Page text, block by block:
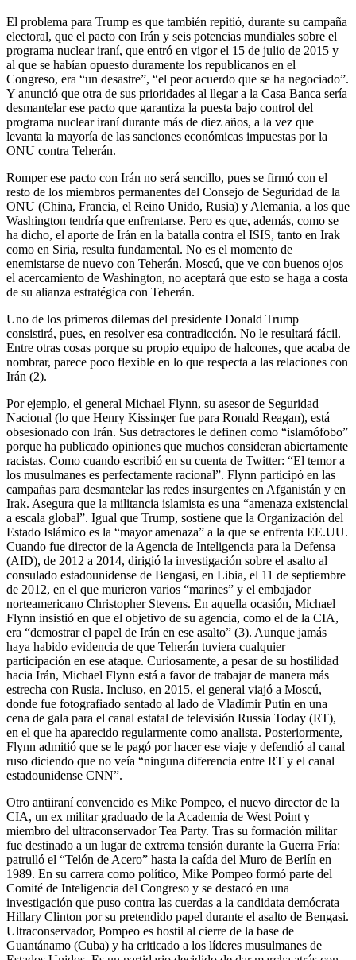
El problema para Trump es que también repitió, durante su campaña
electoral, que el pacto con Irán y seis potencias mundiales sobre el
programa nuclear iraní, que entró en vigor el 15 de julio de 2015 y
al que se habían opuesto duramente los republicanos en el
Congreso, era “un desastre”, “el peor acuerdo que se ha negociado”.
Y anunció que otra de sus prioridades al llegar a la Casa Banca sería
desmantelar ese pacto que garantiza la puesta bajo control del
programa nuclear iraní durante más de diez años, a la vez que
levanta la mayoría de las sanciones económicas impuestas por la
ONU contra Teherán.
Romper ese pacto con Irán no será sencillo, pues se firmó con el
resto de los miembros permanentes del Consejo de Seguridad de la
ONU (China, Francia, el Reino Unido, Rusia) y Alemania, a los que
Washington tendría que enfrentarse. Pero es que, además, como se
ha dicho, el aporte de Irán en la batalla contra el ISIS, tanto en Irak
como en Siria, resulta fundamental. No es el momento de
enemistarse de nuevo con Teherán. Moscú, que ve con buenos ojos
el acercamiento de Washington, no aceptará que esto se haga a costa
de su alianza estratégica con Teherán.
Uno de los primeros dilemas del presidente Donald Trump
consistirá, pues, en resolver esa contradicción. No le resultará fácil.
Entre otras cosas porque su propio equipo de halcones, que acaba de
nombrar, parece poco flexible en lo que respecta a las relaciones con
Irán (2).
Por ejemplo, el general Michael Flynn, su asesor de Seguridad
Nacional (lo que Henry Kissinger fue para Ronald Reagan), está
obsesionado con Irán. Sus detractores le definen como “islamófobo”
porque ha publicado opiniones que muchos consideran abiertamente
racistas. Como cuando escribió en su cuenta de Twitter: “El temor a
los musulmanes es perfectamente racional”. Flynn participó en las
campañas para desmantelar las redes insurgentes en Afganistán y en
Irak. Asegura que la militancia islamista es una “amenaza existencial
a escala global”. Igual que Trump, sostiene que la Organización del
Estado Islámico es la “mayor amenaza” a la que se enfrenta EE.UU.
Cuando fue director de la Agencia de Inteligencia para la Defensa
(AID), de 2012 a 2014, dirigió la investigación sobre el asalto al
consulado estadounidense de Bengasi, en Libia, el 11 de septiembre
de 2012, en el que murieron varios “marines” y el embajador
norteamericano Christopher Stevens. En aquella ocasión, Michael
Flynn insistió en que el objetivo de su agencia, como el de la CIA,
era “demostrar el papel de Irán en ese asalto” (3). Aunque jamás
haya habido evidencia de que Teherán tuviera cualquier
participación en ese ataque. Curiosamente, a pesar de su hostilidad
hacia Irán, Michael Flynn está a favor de trabajar de manera más
estrecha con Rusia. Incluso, en 2015, el general viajó a Moscú,
donde fue fotografiado sentado al lado de Vladímir Putin en una
cena de gala para el canal estatal de televisión Russia Today (RT),
en el que ha aparecido regularmente como analista. Posteriormente,
Flynn admitió que se le pagó por hacer ese viaje y defendió al canal
ruso diciendo que no veía “ninguna diferencia entre RT y el canal
estadounidense CNN”.
Otro antiiraní convencido es Mike Pompeo, el nuevo director de la
CIA, un ex militar graduado de la Academia de West Point y
miembro del ultraconservador Tea Party. Tras su formación militar
fue destinado a un lugar de extrema tensión durante la Guerra Fría:
patrulló el “Telón de Acero” hasta la caída del Muro de Berlín en
1989. En su carrera como político, Mike Pompeo formó parte del
Comité de Inteligencia del Congreso y se destacó en una
investigación que puso contra las cuerdas a la candidata demócrata
Hillary Clinton por su pretendido papel durante el asalto de Bengasi.
Ultraconservador, Pompeo es hostil al cierre de la base de
Guantánamo (Cuba) y ha criticado a los líderes musulmanes de